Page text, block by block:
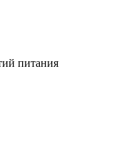
питания